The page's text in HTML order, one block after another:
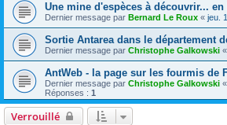
Une mine d'espèces à découvrir... en
Dernier message par Bernard Le Roux « jeu.
Sortie Antarea dans le département
Dernier message par Christophe Galkowski «
AntWeb - la page sur les fourmis de
Dernier message par Christophe Galkowski «
Réponses : 1
Verrouillé